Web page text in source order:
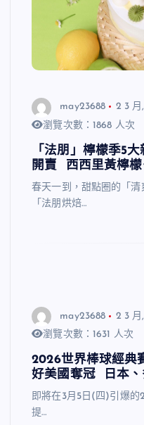
may23688 2 3
瀏覽次數：1868 人次
「法朋」檸檬季5
開賣 西西里黃檸
春天一到，甜點圈的「清
「法朋烘焙…
may23688 2 3
瀏覽次數：1631 人次
2026世界棒球經典
好美國奪冠 日本、
即將在3月5日(四)引爆
提…